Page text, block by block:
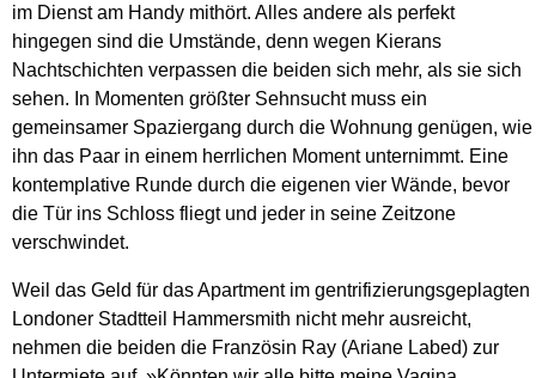
im Dienst am Handy mithört. Alles andere als perfekt
hingegen sind die Umstände, denn wegen Kierans
Nachtschichten verpassen die beiden sich mehr, als sie sich
sehen. In Momenten größter Sehnsucht muss ein
gemeinsamer Spaziergang durch die Wohnung genügen, wie
ihn das Paar in einem herrlichen Moment unternimmt. Eine
kontemplative Runde durch die eigenen vier Wände, bevor
die Tür ins Schloss fliegt und jeder in seine Zeitzone
verschwindet.
Weil das Geld für das Apartment im gentrifizierungsgeplagten
Londoner Stadtteil Hammersmith nicht mehr ausreicht,
nehmen die beiden die Französin Ray (Ariane Labed) zur